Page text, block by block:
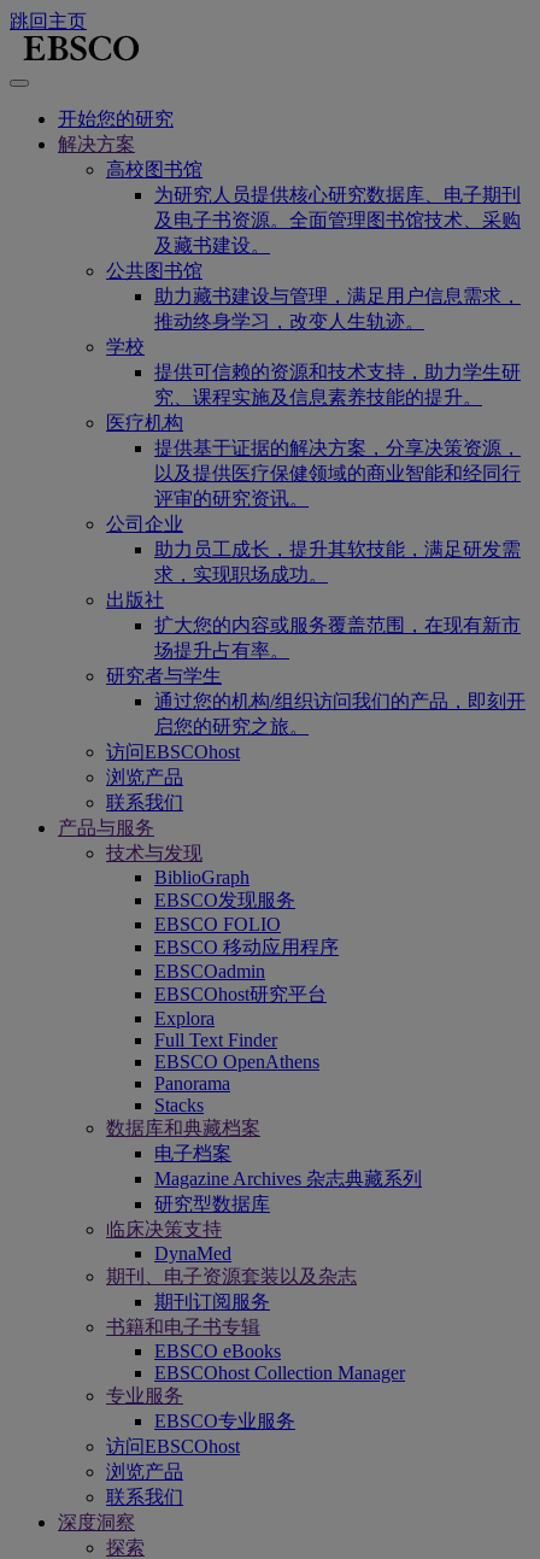
跳回主页
开始您的研究
解决方案
高校图书馆
为研究人员提供核心研究数据库、电子期刊
及电子书资源。全面管理图书馆技术、采购
及藏书建设。
公共图书馆
助力藏书建设与管理，满足用户信息需求，
推动终身学习，改变人生轨迹。
学校
提供可信赖的资源和技术支持，助力学生研
究、课程实施及信息素养技能的提升。
医疗机构
提供基于证据的解决方案，分享决策资源，
以及提供医疗保健领域的商业智能和经同行
评审的研究资讯。
公司企业
助力员工成长，提升其软技能，满足研发需
求，实现职场成功。
出版社
扩大您的内容或服务覆盖范围，在现有新市
场提升占有率。
研究者与学生
通过您的机构/组织访问我们的产品，即刻开
启您的研究之旅。
访问EBSCOhost
浏览产品
联系我们
产品与服务
技术与发现
BiblioGraph
EBSCO发现服务
EBSCO FOLIO
EBSCO 移动应用程序
EBSCOadmin
EBSCOhost研究平台
Explora
Full Text Finder
EBSCO OpenAthens
Panorama
Stacks
数据库和典藏档案
电子档案
Magazine Archives 杂志典藏系列
研究型数据库
临床决策支持
DynaMed
期刊、电子资源套装以及杂志
期刊订阅服务
书籍和电子书专辑
EBSCO eBooks
EBSCOhost Collection Manager
专业服务
EBSCO专业服务
访问EBSCOhost
浏览产品
联系我们
深度洞察
探索